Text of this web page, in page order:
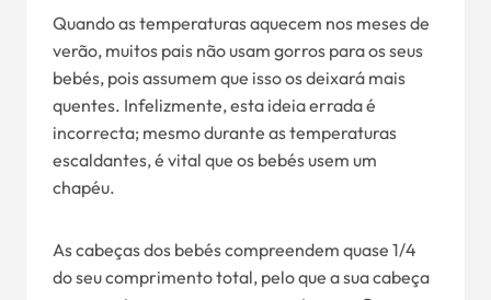
Quando as temperaturas aquecem nos meses de
verão, muitos pais não usam gorros para os seus
bebés, pois assumem que isso os deixará mais
quentes. Infelizmente, esta ideia errada é
incorrecta; mesmo durante as temperaturas
escaldantes, é vital que os bebés usem um
chapéu.
As cabeças dos bebés compreendem quase 1/4
do seu comprimento total, pelo que a sua cabeça